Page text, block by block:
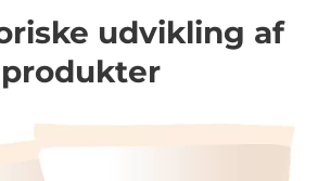
udvikling af